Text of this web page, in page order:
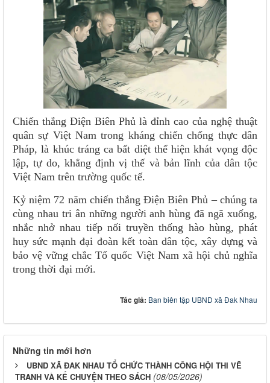
Chiến thắng Điện Biên Phủ là đỉnh cao của nghệ thuật
quân sự Việt Nam trong kháng chiến chống thực dân
Pháp, là khúc tráng ca bất diệt thể hiện khát vọng độc
lập, tự do, khẳng định vị thế và bản lĩnh của dân tộc
Việt Nam trên trường quốc tế.
Kỷ niệm 72 năm chiến thắng Điện Biên Phủ – chúng ta
cùng nhau tri ân những người anh hùng đã ngã xuống,
nhắc nhở nhau tiếp nối truyền thống hào hùng, phát
huy sức mạnh đại đoàn kết toàn dân tộc, xây dựng và
bảo vệ vững chắc Tổ quốc Việt Nam xã hội chủ nghĩa
trong thời đại mới.
Tác giả: Ban biên tập UBND xã Đak Nhau
Những tin mới hơn
UBND XÃ ĐAK NHAU TỔ CHỨC THÀNH CÔNG HỘI THI VẼ
TRANH VÀ KỂ CHUYỆN THEO SÁCH (08/05/2026)